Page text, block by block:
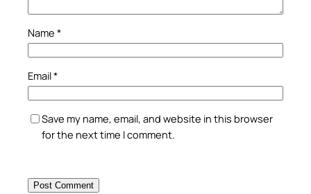
Name *
Email*
Save my name, email, and website in this browser
for the next time I comment.